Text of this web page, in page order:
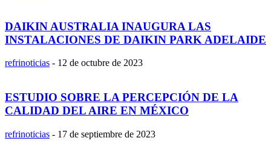
DAIKIN AUSTRALIA INAUGURA LAS
INSTALACIONES DE DAIKIN PARK ADELAIDE
refrinoticias - 12 de octubre de 2023
ESTUDIO SOBRE LA PERCEPCIÓN DE LA
CALIDAD DEL AIRE EN MÉXICO
refrinoticias - 17 de septiembre de 2023